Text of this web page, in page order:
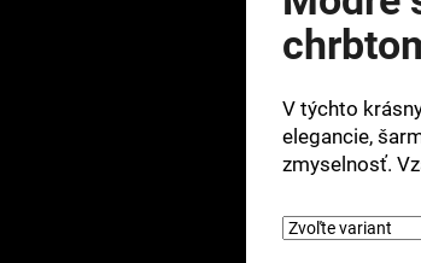
je
z
hviezdičiek.
V týchto
elegancie,
zmyselnosť.